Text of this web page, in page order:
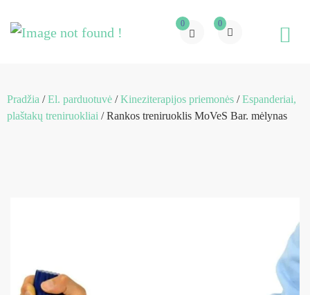
0 0
Pradžia /El. parduotuvė /Kineziterapijos priemonės /Espanderiai,
plaštakų treniruokliai / Rankos treniruoklis MoVeS Bar. mėlynas